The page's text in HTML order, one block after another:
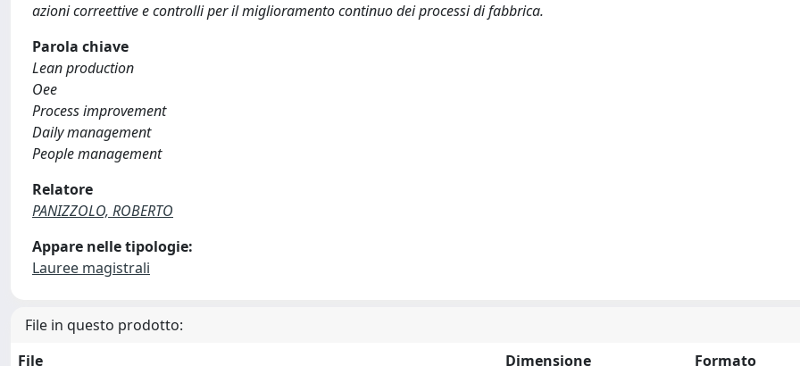
azioni correettive e controlli per il miglioramento continuo dei processi di fabbrica.
Parola chiave
Lean production
Oee
Process improvement
Daily management
People management
Relatore
PANIZZOLO, ROBERTO
Appare nelle tipologie:
Lauree magistrali
File in questo prodotto:
File
Dimensione Formato